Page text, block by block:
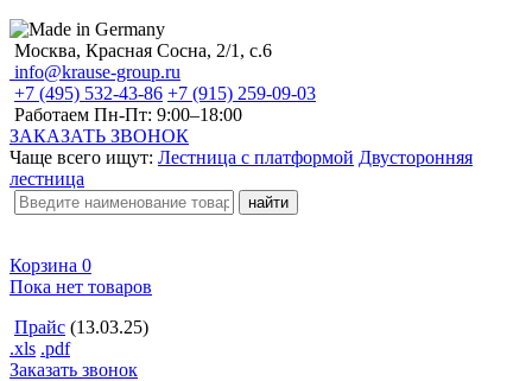
Москва, Красная Сосна, 2/1, с.6
info@krause-group.ru
+7 (495) 532-43-86 +7 (915) 259-09-03
Работаем Пн-Пт: 9:00–18:00
ЗАКАЗАТЬ ЗВОНОК
Чаще всего ищут: Лестница с платформой Двусторонняя
лестница
Корзина 0
Пока нет товаров
Прайс (13.03.25)
.xls .pdf
Заказать звонок